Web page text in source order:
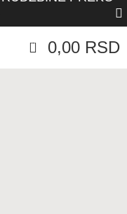
0 0,00 RSD